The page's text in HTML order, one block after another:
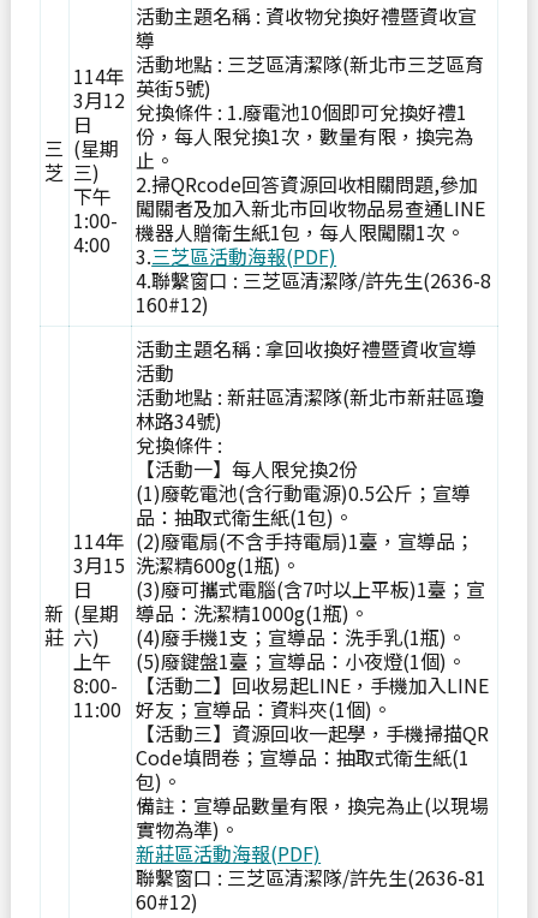
三
芝
114年
3月12
日
(星期
三)
下午
1:00-
4:00
活動主題名稱 : 資收物兌換好禮暨資收宣
導
活動地點 : 三芝區清潔隊(新北市三芝區育
英街5號)
兌換條件 : 1.廢電池10個即可兌換好禮1
份，每人限兌換1次，數量有限，換完為
止。
2.掃QRcode回答資源回收相關問題,參加
闖關者及加入新北市回收物品易查通LINE
機器人贈衛生紙1包，每人限闖關1次。
3.三芝區活動海報(PDF)
4.聯繫窗口 : 三芝區清潔隊/許先生(2636-8
160#12)
新
莊
114年
3月15
日
(星期
六)
上午
8:00-
11:00
活動主題名稱 : 拿回收換好禮暨資收宣導
活動
活動地點 : 新莊區清潔隊(新北市新莊區瓊
林路34號)
兌換條件 :
【活動一】每人限兌換2份
(1)廢乾電池(含行動電源)0.5公斤；宣導
品：抽取式衛生紙(1包)。
(2)廢電扇(不含手持電扇)1臺，宣導品；
洗潔精600g(1瓶)。
(3)廢可攜式電腦(含7吋以上平板)1臺；宣
導品：洗潔精1000g(1瓶)。
(4)廢手機1支；宣導品：洗手乳(1瓶)。
(5)廢鍵盤1臺；宣導品：小夜燈(1個)。
【活動二】回收易起LINE，手機加入LINE
好友；宣導品：資料夾(1個)。
【活動三】資源回收一起學，手機掃描QR
Code填問卷；宣導品：抽取式衛生紙(1
包)。
備註：宣導品數量有限，換完為止(以現場
實物為準)。
新莊區活動海報(PDF)
聯繫窗口 : 三芝區清潔隊/許先生(2636-81
60#12)